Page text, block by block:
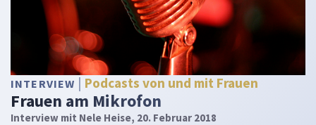
INTERVIEW Podcasts von und mit Frauen
Frauen am Mikrofon
Interview mit Nele Heise, 20. Februar 2018